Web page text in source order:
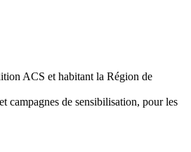
ACS et habitant la Région de
campagnes de sensibilisation, pour les